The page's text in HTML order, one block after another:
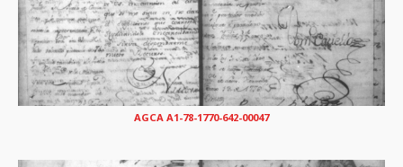
AGCA A1-78-1770-642-00047